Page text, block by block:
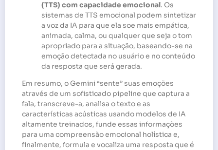
(TTS) com capacidade emocional. Os
sistemas de TTS emocional podem sintetizar
a voz da IA para que ela soe mais empática,
animada, calma, ou qualquer que seja o tom
apropriado para a situação, baseando-se na
emoção detectada no usuário e no conteúdo
da resposta que será gerada.
Em resumo, o Gemini “sente” suas emoções
através de um sofisticado pipeline que captura a
fala, transcreve-a, analisa o texto e as
características acústicas usando modelos de IA
altamente treinados, funde essas informações
para uma compreensão emocional holística e,
finalmente, formula e vocaliza uma resposta que é